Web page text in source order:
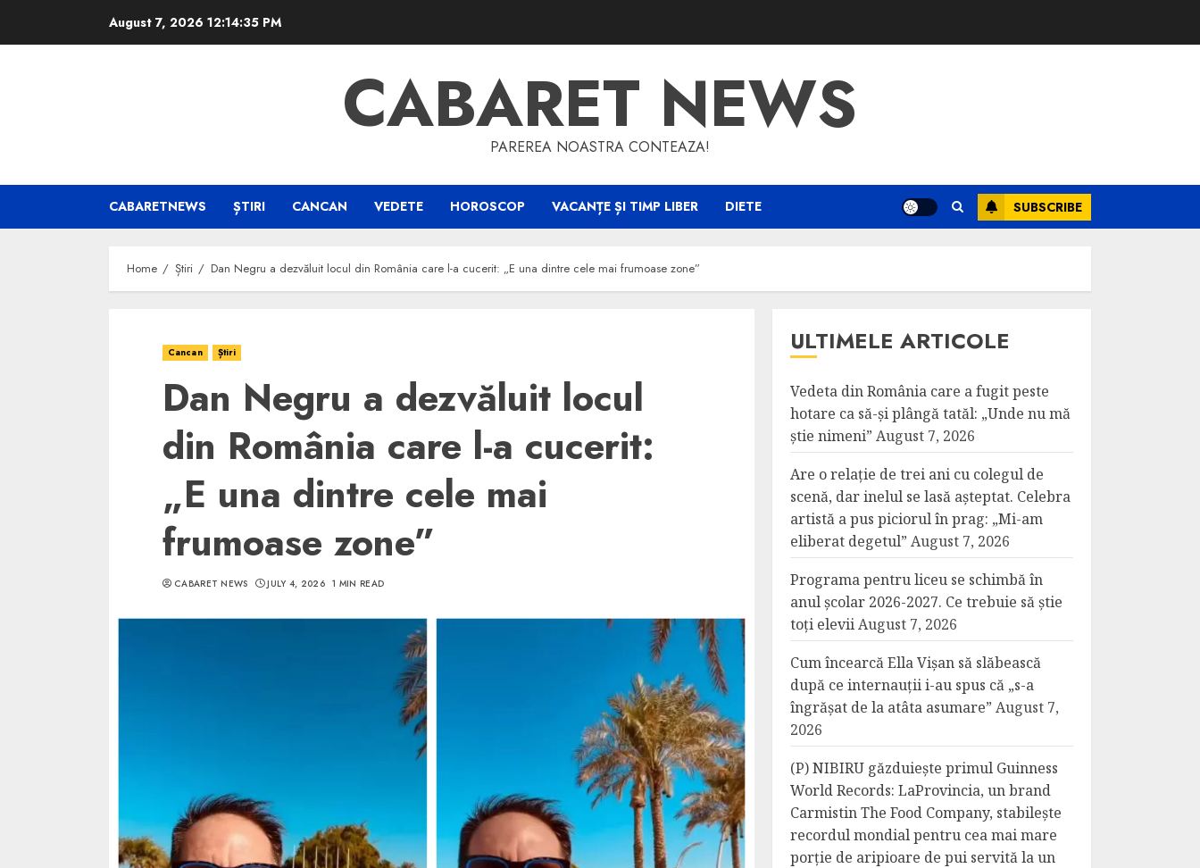
August 7, 2026 12:14:36 PM
CABARET NEWS
PAREREA NOASTRA CONTEAZA!
CABARETNEWS ȘTIRI CANCAN VEDETE HOROSCOP VACANȚE ȘI TIMP LIBER DIETE SUBSCRIBE
Home Știri Dan Negru a dezvăluit locul din România care l-a cucerit: „E una dintre cele mai frumoase zone”
Cancan Știri
Dan Negru a dezvăluit locul
din România care l-a cucerit:
„E una dintre cele mai
frumoase zone”
CABARET NEWS JULY 4, 2026 1 MIN READ
ULTIMELE ARTICOLE
Vedeta din România care a fugit peste
hotare ca să-și plângă tatăl: „Unde nu mă
știe nimeni” August 7, 2026
Are o relație de trei ani cu colegul de
scenă, dar inelul se lasă așteptat. Celebra
artistă a pus piciorul în prag: „Mi-am
eliberat degetul” August 7, 2026
Programa pentru liceu se schimbă în
anul școlar 2026-2027. Ce trebuie să știe
toți eleviiAugust 7, 2026
Cum încearcă Ella Vișan să slăbească
după ce internauții i-au spus că „s-a
îngrășat de la atâta asumare” August 7,
2026
(P) NIBIRU găzduiește primul Guinness
World Records: LaProvincia, un brand
Carmistin The Food Company, stabilește
recordul mondial pentru cea mai mare
porție de aripioare de pui servită la un